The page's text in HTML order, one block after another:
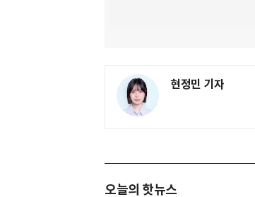
현정민 기자
오늘의 핫뉴스